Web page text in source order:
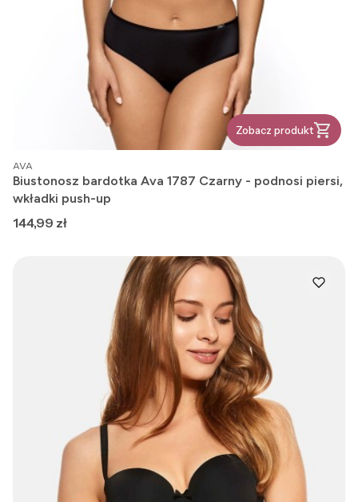
Zobacz produkt
PRODUCENT
AVA
Biustonosz bardotka Ava 1787 Czarny - podnosi piersi,
wkładki push-up
Cena
144,99 zł